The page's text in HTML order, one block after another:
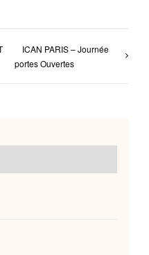
ICAN PARIS – Journée
portes Ouvertes